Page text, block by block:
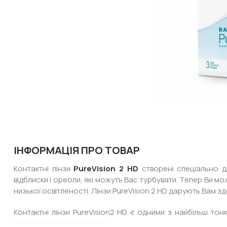
ІНФОРМАЦІЯ ПРО ТОВАР
Контактні лінзи PureVision 2 HD створені спеціально
відблиски і ореоли, які можуть Вас турбувати. Тепер Ви
низької освітленості. Лінзи PureVision 2 HD дарують Вам
Контактні лінзи PureVision2 HD є одними з найбільш
дивно легкі у використанні.